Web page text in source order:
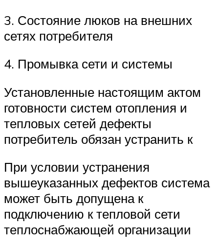
3. Состояние люков на внешних
сетях потребителя
4. Промывка сети и системы
Установленные настоящим актом
готовности систем отопления и
тепловых сетей дефекты
потребитель обязан устранить к
При условии устранения
вышеуказанных дефектов система
может быть допущена к
подключению к тепловой сети
теплоснабжающей организации